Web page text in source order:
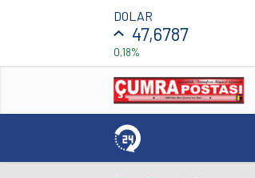
DOLAR
47,6787
0,18%